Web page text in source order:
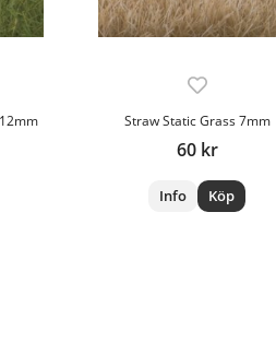
Straw Static Grass 7mm
60 kr
Info Köp